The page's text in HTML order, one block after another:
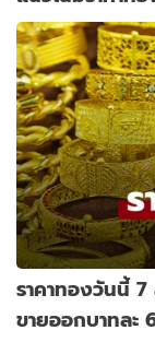
ราคาทองวันนี้
ขายออกบาทละ